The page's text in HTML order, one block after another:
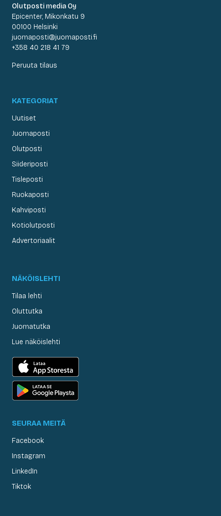
Olutposti media Oy
Epicenter, Mikonkatu 9
00100 Helsinki
juomaposti@juomaposti.fi
+358 40 218 41 79
Peruuta tilaus
KATEGORIAT
Uutiset
Juomaposti
Olutposti
Siideriposti
Tisleposti
Ruokaposti
Kahviposti
Kotiolutposti
Advertoriaalit
NÄKÖISLEHTI
Tilaa lehti
Oluttutka
Juomatutka
Lue näköislehti
SEURAA MEITÄ
Facebook
Instagram
LinkedIn
Tiktok